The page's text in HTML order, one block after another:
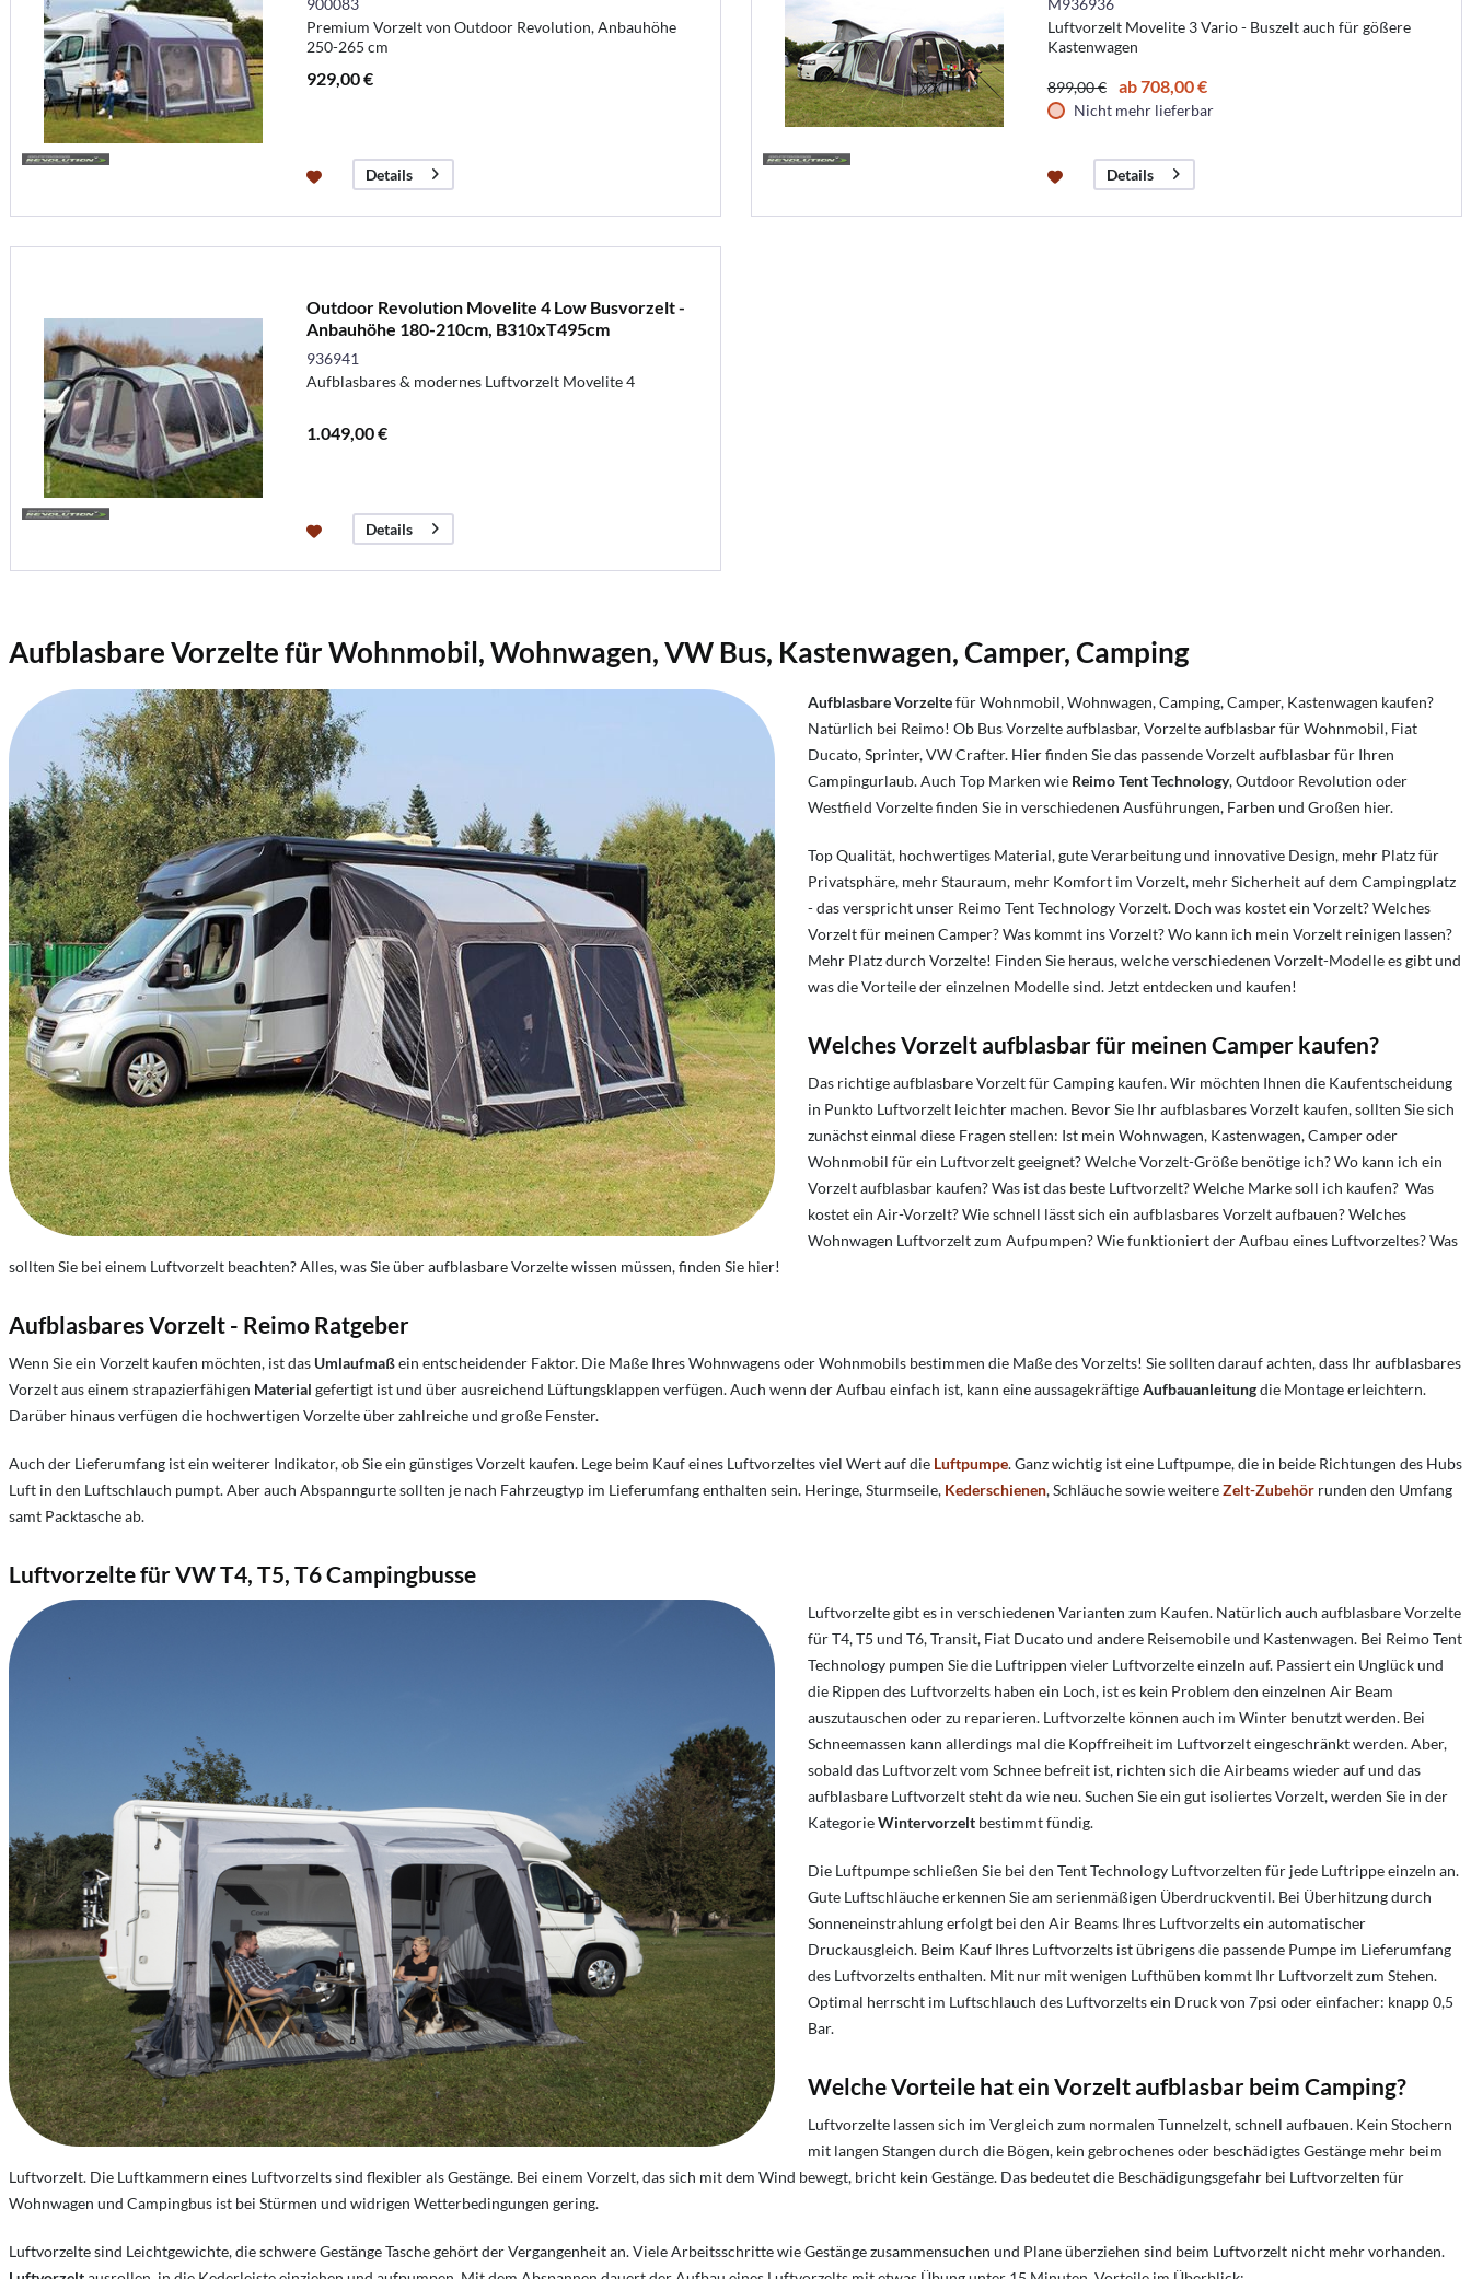
Premium Vorzelt von Outdoor Revolution, Anbauhöhe
250-265 cm
929,00 €
Details
Luftvorzelt Movelite 3 Vario - Buszelt auch für gößere
Kastenwagen
899,00 € ab 708,00 €
Nicht mehr lieferbar
Details
Outdoor Revolution Movelite 4 Low Busvorzelt -
Anbauhöhe 180-210cm, B310xT495cm
936941
Aufblasbares & modernes Luftvorzelt Movelite 4
1.049,00 €
Details
Aufblasbare Vorzelte für Wohnmobil, Wohnwagen, VW Bus, Kastenwagen, Camper, Camping
Aufblasbare Vorzeltefür Wohnmobil, Wohnwagen, Camping, Camper, Kastenwagen kaufen?
Natürlich bei Reimo! Ob Bus Vorzelte aufblasbar, Vorzelte aufblasbar für Wohnmobil, Fiat
Ducato, Sprinter, VW Crafter. Hier finden Sie das passende Vorzelt aufblasbar für Ihren
Campingurlaub. Auch Top Marken wie Reimo Tent Technology, Outdoor Revolution oder
Westfield Vorzelte finden Sie in verschiedenen Ausführungen, Farben und Großen hier.
Top Qualität, hochwertiges Material, gute Verarbeitung und innovative Design, mehr Platz für
Privatsphäre, mehr Stauraum, mehr Komfort im Vorzelt, mehr Sicherheit auf dem Campingplatz
- das verspricht unser Reimo Tent Technology Vorzelt. Doch was kostet ein Vorzelt? Welches
Vorzelt für meinen Camper? Was kommt ins Vorzelt? Wo kann ich mein Vorzelt reinigen lassen?
Mehr Platz durch Vorzelte! Finden Sie heraus, welche verschiedenen Vorzelt-Modelle es gibt und
was die Vorteile der einzelnen Modelle sind. Jetzt entdecken und kaufen!
Welches Vorzelt aufblasbar für meinen Camper kaufen?
Das richtige aufblasbare Vorzelt für Camping kaufen. Wir möchten Ihnen die Kaufentscheidung
in Punkto Luftvorzelt leichter machen. Bevor Sie Ihr aufblasbares Vorzelt kaufen, sollten Sie sich
zunächst einmal diese Fragen stellen: Ist mein Wohnwagen, Kastenwagen, Camper oder
Wohnmobil für ein Luftvorzelt geeignet? Welche Vorzelt-Größe benötige ich? Wo kann ich ein
Vorzelt aufblasbar kaufen? Was ist das beste Luftvorzelt? Welche Marke soll ich kaufen? Was
kostet ein Air-Vorzelt? Wie schnell lässt sich ein aufblasbares Vorzelt aufbauen? Welches
Wohnwagen Luftvorzelt zum Aufpumpen? Wie funktioniert der Aufbau eines Luftvorzeltes? Was
sollten Sie bei einem Luftvorzelt beachten? Alles, was Sie über aufblasbare Vorzelte wissen müssen, finden Sie hier!
Aufblasbares Vorzelt - Reimo Ratgeber
Wenn Sie ein Vorzelt kaufen möchten, ist das Umlaufmaßein entscheidender Faktor. Die Maße Ihres Wohnwagens oder Wohnmobils bestimmen die Maße des Vorzelts! Sie sollten darauf achten, dass Ihr aufblasbares
Vorzelt aus einem strapazierfähigen Material gefertigt ist und über ausreichend Lüftungsklappen verfügen. Auch wenn der Aufbau einfach ist, kann eine aussagekräftigeAufbauanleitungdie Montage erleichtern.
Darüber hinaus verfügen die hochwertigen Vorzelte über zahlreiche und große Fenster.
Auch der Lieferumfang ist ein weiterer Indikator, ob Sie ein günstiges Vorzelt kaufen. Lege beim Kauf eines Luftvorzeltes viel Wert auf die Luftpumpe. Ganz wichtig ist eine Luftpumpe, die in beide Richtungen des Hubs
Luft in den Luftschlauch pumpt. Aber auch Abspanngurte sollten je nach Fahrzeugtyp im Lieferumfang enthalten sein. Heringe, Sturmseile, Kederschienen, Schläuche sowie weitereZelt-Zubehör runden den Umfang
samt Packtasche ab.
Luftvorzelte für VW T4, T5, T6 Campingbusse
Luftvorzelte gibt es in verschiedenen Varianten zum Kaufen. Natürlich auch aufblasbare Vorzelte
für T4, T5 und T6, Transit, Fiat Ducato und andere Reisemobile und Kastenwagen. Bei Reimo Tent
Technology pumpen Sie die Luftrippen vieler Luftvorzelte einzeln auf. Passiert ein Unglück und
die Rippen des Luftvorzelts haben ein Loch, ist es kein Problem den einzelnen Air Beam
auszutauschen oder zu reparieren. Luftvorzelte können auch im Winter benutzt werden. Bei
Schneemassen kann allerdings mal die Kopffreiheit im Luftvorzelt eingeschränkt werden. Aber,
sobald das Luftvorzelt vom Schnee befreit ist, richten sich die Airbeams wieder auf und das
aufblasbare Luftvorzelt steht da wie neu. Suchen Sie ein gut isoliertes Vorzelt, werden Sie in der
KategorieWintervorzelt bestimmt fündig.
Die Luftpumpe schließen Sie bei den Tent Technology Luftvorzelten für jede Luftrippe einzeln an.
Gute Luftschläuche erkennen Sie am serienmäßigen Überdruckventil. Bei Überhitzung durch
Sonneneinstrahlung erfolgt bei den Air Beams Ihres Luftvorzelts ein automatischer
Druckausgleich. Beim Kauf Ihres Luftvorzelts ist übrigens die passende Pumpe im Lieferumfang
des Luftvorzelts enthalten. Mit nur mit wenigen Lufthüben kommt Ihr Luftvorzelt zum Stehen.
Optimal herrscht im Luftschlauch des Luftvorzelts ein Druck von 7psi oder einfacher: knapp 0,5
Bar.
Welche Vorteile hat ein Vorzelt aufblasbar beim Camping?
Luftvorzelte lassen sich im Vergleich zum normalen Tunnelzelt, schnell aufbauen. Kein Stochern
mit langen Stangen durch die Bögen, kein gebrochenes oder beschädigtes Gestänge mehr beim
Luftvorzelt. Die Luftkammern eines Luftvorzelts sind flexibler als Gestänge. Bei einem Vorzelt, das sich mit dem Wind bewegt, bricht kein Gestänge. Das bedeutet die Beschädigungsgefahr bei Luftvorzelten für
Wohnwagen und Campingbus ist bei Stürmen und widrigen Wetterbedingungen gering.
Luftvorzelte sind Leichtgewichte, die schwere Gestänge Tasche gehört der Vergangenheit an. Viele Arbeitsschritte wie Gestänge zusammensuchen und Plane überziehen sind beim Luftvorzelt nicht mehr vorhanden.